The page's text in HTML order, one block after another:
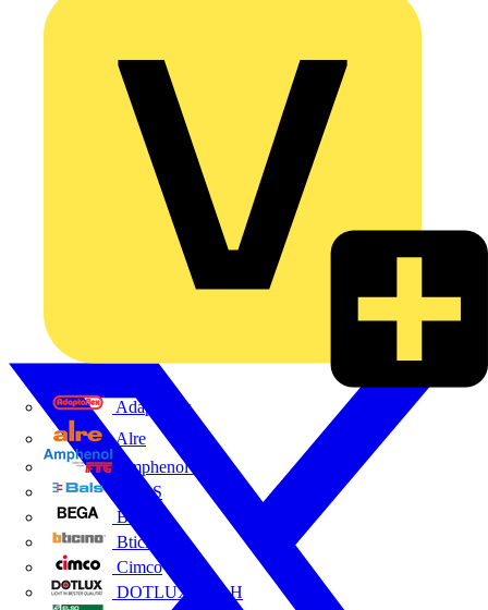
Adaptaflex
Alre
Amphenol FTG
BALS
Bega
Bticino
Cimco
DOTLUX GmbH